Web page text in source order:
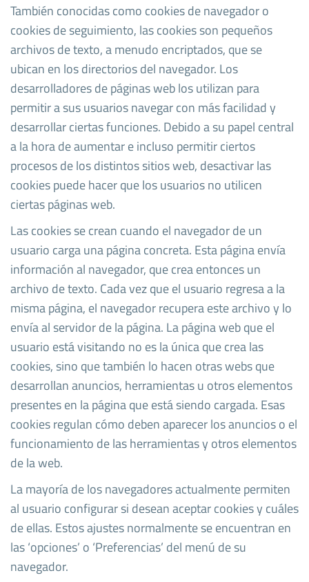
También conocidas como cookies de navegador o
cookies de seguimiento, las cookies son pequeños
archivos de texto, a menudo encriptados, que se
ubican en los directorios del navegador. Los
desarrolladores de páginas web los utilizan para
permitir a sus usuarios navegar con más facilidad y
desarrollar ciertas funciones. Debido a su papel central
a la hora de aumentar e incluso permitir ciertos
procesos de los distintos sitios web, desactivar las
cookies puede hacer que los usuarios no utilicen
ciertas páginas web.
Las cookies se crean cuando el navegador de un
usuario carga una página concreta. Esta página envía
información al navegador, que crea entonces un
archivo de texto. Cada vez que el usuario regresa a la
misma página, el navegador recupera este archivo y lo
envía al servidor de la página. La página web que el
usuario está visitando no es la única que crea las
cookies, sino que también lo hacen otras webs que
desarrollan anuncios, herramientas u otros elementos
presentes en la página que está siendo cargada. Esas
cookies regulan cómo deben aparecer los anuncios o el
funcionamiento de las herramientas y otros elementos
de la web.
La mayoría de los navegadores actualmente permiten
al usuario configurar si desean aceptar cookies y cuáles
de ellas. Estos ajustes normalmente se encuentran en
las ‘opciones’ o ‘Preferencias’ del menú de su
navegador.